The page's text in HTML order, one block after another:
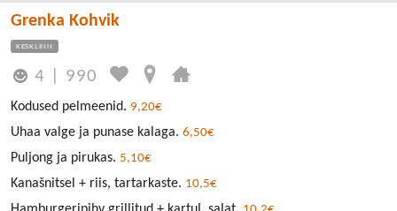
Grenka Kohvik
KESKLINN
4 990
Kodused pelmeenid. 9,20€
Uhaa valge ja punase kalaga. 6,50€
Puljong ja pirukas. 5,10€
Kanašnitsel + riis, tartarkaste. 10,5€